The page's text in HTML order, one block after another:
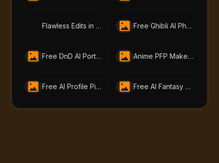
Flawless Edits in One Click: Try AI-Portraits.org’s Free Face Editor Online Free Ghibli AI Photo Animation Generator | AI Portraits
Free DnD AI Portrait Generator – Create Custom DnD Charactor | ai-portraits.org Anime PFP Maker – Free Avatar Generator by ai-portraits.org
Free AI Profile Picture Generator | AI Portraits - Create Stunning Headshots Instantly Free AI Fantasy Portrait Generator That Brings Your Imagination to Life|AI-Portraits.org